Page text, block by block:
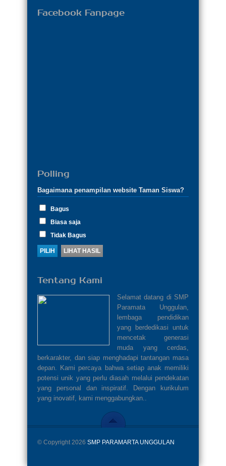
Facebook Fanpage
Polling
Bagaimana penampilan website Taman Siswa?
Bagus
Biasa saja
Tidak Bagus
Tentang Kami
Selamat datang di SMP
Paramata Unggulan,
lembaga pendidikan
yang berdedikasi untuk
mencetak generasi
muda yang cerdas,
berkarakter, dan siap menghadapi tantangan masa
depan. Kami percaya bahwa setiap anak memiliki
potensi unik yang perlu diasah melalui pendekatan
yang personal dan inspiratif. Dengan kurikulum
yang inovatif, kami menggabungkan..
© Copyright 2026 SMP PARAMARTA UNGGULAN